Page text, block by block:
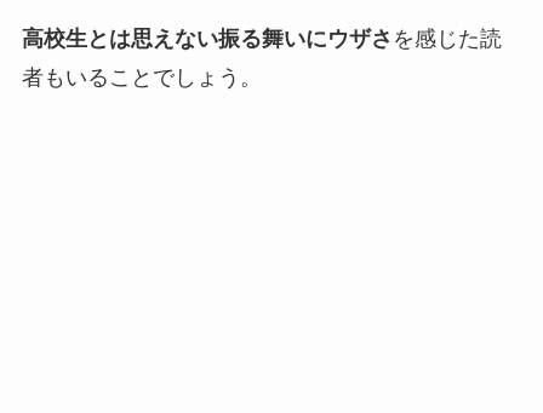
高校生とは思えない振る舞いにウザさ を感じた読
者もいることでしょう。